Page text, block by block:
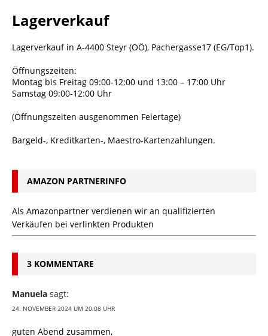
Lagerverkauf
Lagerverkauf in A-4400 Steyr (OÖ), Pachergasse17 (EG/Top1).
Öffnungszeiten:
Montag bis Freitag 09:00-12:00 und 13:00 – 17:00 Uhr
Samstag 09:00-12:00 Uhr
(Öffnungszeiten ausgenommen Feiertage)
Bargeld-, Kreditkarten-, Maestro-Kartenzahlungen.
AMAZON PARTNERINFO
Als Amazonpartner verdienen wir an qualifizierten
Verkäufen bei verlinkten Produkten
3 KOMMENTARE
Manuela sagt:
24. NOVEMBER 2024 UM 20:08 UHR
guten Abend zusammen,